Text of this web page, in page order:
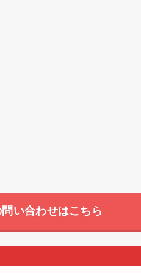
い合わせはこちら